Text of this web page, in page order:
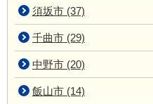
須坂市 (37)
千曲市 (29)
中野市 (20)
飯山市 (14)